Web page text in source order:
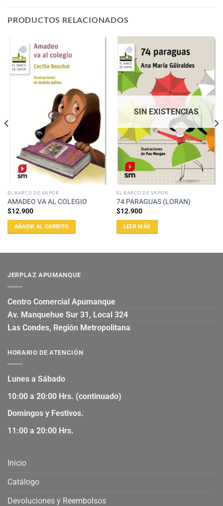
PRODUCTOS RELACIONADOS
EL BARCO DE VAPOR
AMADEO VA AL COLEGIO
$12.900
AÑADIR AL CARRITO
SIN EXISTENCIAS
EL BARCO DE VAPOR
74 PARAGUAS (LORAN)
$12.900
LEER MÁS
JERPLAZ APUMANQUE
Centro Comercial Apumanque
Av. Manquehue Sur 31, Local 324
Las Condes, Región Metropolitana
HORARIO DE ATENCIÓN
Lunes a Sábado
10:00 a 20:00 Hrs. (continuado)
Domingos y Festivos.
11:00 a 20:00 Hrs.
Inicio
Catálogo
Devoluciones y Reembolsos